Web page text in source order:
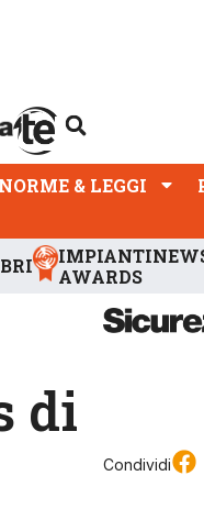
NORME & LEGGI
AWARDS
di
Condividi